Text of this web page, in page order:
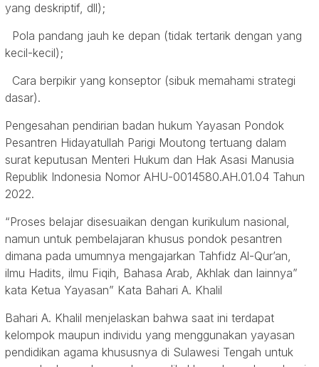
yang deskriptif, dll);
Pola pandang jauh ke depan (tidak tertarik dengan yang
kecil-kecil);
Cara berpikir yang konseptor (sibuk memahami strategi
dasar).
Pengesahan pendirian badan hukum Yayasan Pondok
Pesantren Hidayatullah Parigi Moutong tertuang dalam
surat keputusan Menteri Hukum dan Hak Asasi Manusia
Republik Indonesia Nomor AHU-0014580.AH.01.04 Tahun
2022.
“Proses belajar disesuaikan dengan kurikulum nasional,
namun untuk pembelajaran khusus pondok pesantren
dimana pada umumnya mengajarkan Tahfidz Al-Qur’an,
ilmu Hadits, ilmu Fiqih, Bahasa Arab, Akhlak dan lainnya”
kata Ketua Yayasan” Kata Bahari A. Khalil
Bahari A. Khalil menjelaskan bahwa saat ini terdapat
kelompok maupun individu yang menggunakan yayasan
pendidikan agama khususnya di Sulawesi Tengah untuk